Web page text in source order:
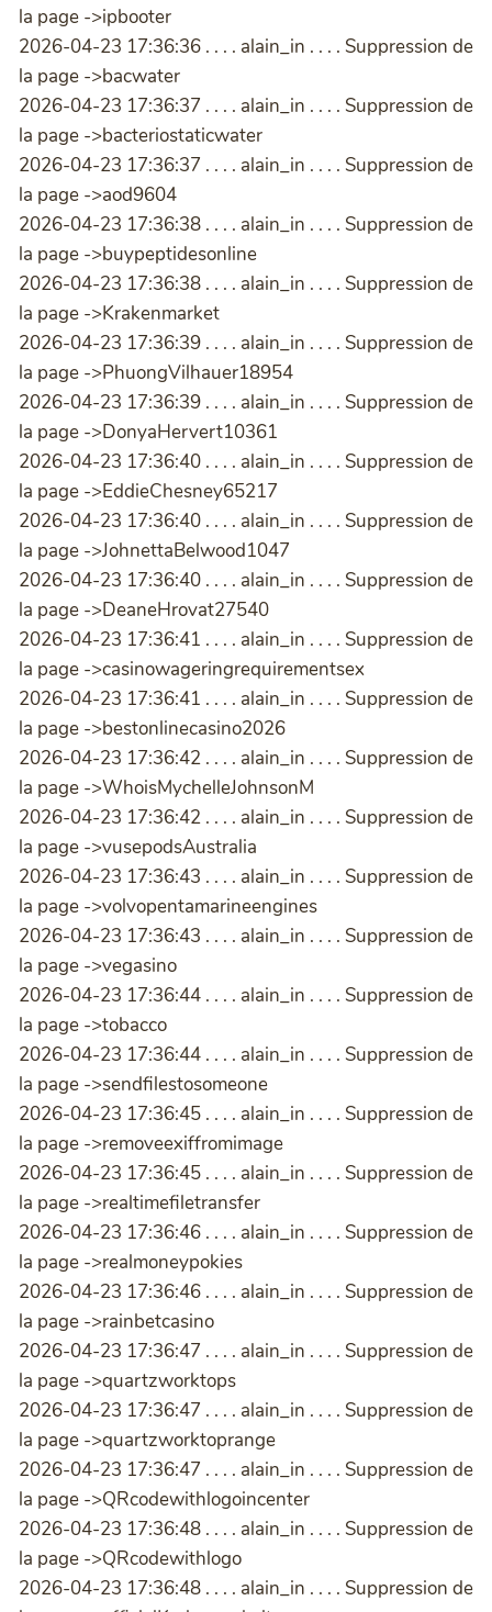
la page ->ipbooter
2026-04-23 17:36:36 . . . . alain_in . . . . Suppression de
la page ->bacwater
2026-04-23 17:36:37 . . . . alain_in . . . . Suppression de
la page ->bacteriostaticwater
2026-04-23 17:36:37 . . . . alain_in . . . . Suppression de
la page ->aod9604
2026-04-23 17:36:38 . . . . alain_in . . . . Suppression de
la page ->buypeptidesonline
2026-04-23 17:36:38 . . . . alain_in . . . . Suppression de
la page ->Krakenmarket
2026-04-23 17:36:39 . . . . alain_in . . . . Suppression de
la page ->PhuongVilhauer18954
2026-04-23 17:36:39 . . . . alain_in . . . . Suppression de
la page ->DonyaHervert10361
2026-04-23 17:36:40 . . . . alain_in . . . . Suppression de
la page ->EddieChesney65217
2026-04-23 17:36:40 . . . . alain_in . . . . Suppression de
la page ->JohnettaBelwood1047
2026-04-23 17:36:40 . . . . alain_in . . . . Suppression de
la page ->DeaneHrovat27540
2026-04-23 17:36:41 . . . . alain_in . . . . Suppression de
la page ->casinowageringrequirementsex
2026-04-23 17:36:41 . . . . alain_in . . . . Suppression de
la page ->bestonlinecasino2026
2026-04-23 17:36:42 . . . . alain_in . . . . Suppression de
la page ->WhoisMychelleJohnsonM
2026-04-23 17:36:42 . . . . alain_in . . . . Suppression de
la page ->vusepodsAustralia
2026-04-23 17:36:43 . . . . alain_in . . . . Suppression de
la page ->volvopentamarineengines
2026-04-23 17:36:43 . . . . alain_in . . . . Suppression de
la page ->vegasino
2026-04-23 17:36:44 . . . . alain_in . . . . Suppression de
la page ->tobacco
2026-04-23 17:36:44 . . . . alain_in . . . . Suppression de
la page ->sendfilestosomeone
2026-04-23 17:36:45 . . . . alain_in . . . . Suppression de
la page ->removeexiffromimage
2026-04-23 17:36:45 . . . . alain_in . . . . Suppression de
la page ->realtimefiletransfer
2026-04-23 17:36:46 . . . . alain_in . . . . Suppression de
la page ->realmoneypokies
2026-04-23 17:36:46 . . . . alain_in . . . . Suppression de
la page ->rainbetcasino
2026-04-23 17:36:47 . . . . alain_in . . . . Suppression de
la page ->quartzworktops
2026-04-23 17:36:47 . . . . alain_in . . . . Suppression de
la page ->quartzworktoprange
2026-04-23 17:36:47 . . . . alain_in . . . . Suppression de
la page ->QRcodewithlogoincenter
2026-04-23 17:36:48 . . . . alain_in . . . . Suppression de
la page ->QRcodewithlogo
2026-04-23 17:36:48 . . . . alain_in . . . . Suppression de